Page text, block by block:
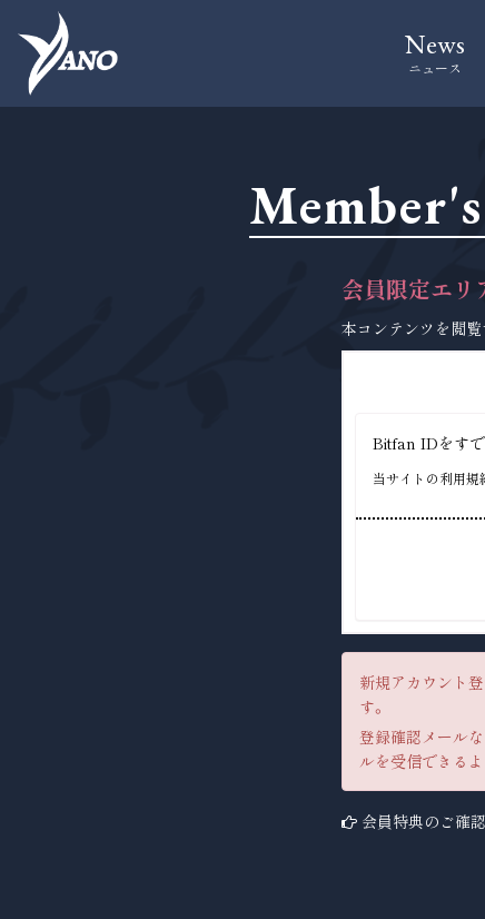
News
ニュース
会員限定エリ
本コンテンツを閲覧
Bitfan IDをすで
当サイトの利用規
新規アカウント
す。
登録確認メール
ルを受信できる
会員特典のご確